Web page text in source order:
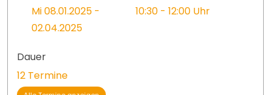
Mi 08.01.2025 -
02.04.2025
10:30 - 12:00 Uhr
Dauer
12 Termine